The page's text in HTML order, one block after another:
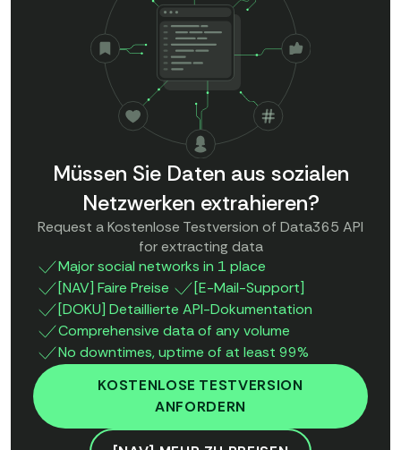
Müssen Sie Daten aus sozialen
Netzwerken extrahieren?
Request a Kostenlose Testversion of Data365 API
for extracting data
Major social networks in 1 place
[NAV] Faire Preise
[E-Mail-Support]
[DOKU] Detaillierte API-Dokumentation
Comprehensive data of any volume
No downtimes, uptime of at least 99%
KOSTENLOSE TESTVERSION
ANFORDERN